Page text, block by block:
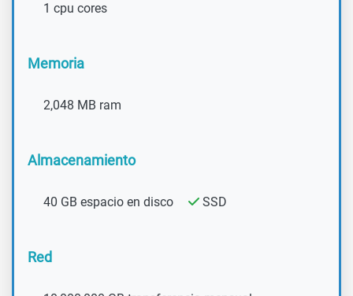
1 cpu cores
Memoria
2,048 MB ram
Almacenamiento
40 GB espacio en disco SSD
Red